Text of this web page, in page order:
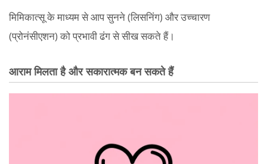
मिमिकात्सू के माध्यम से आप सुनने (लिसनिंग) और उच्चारण
(प्रोनंसीएशन) को प्रभावी ढंग से सीख सकते हैं।
आराम मिलता है और सकारात्मक बन सकते हैं